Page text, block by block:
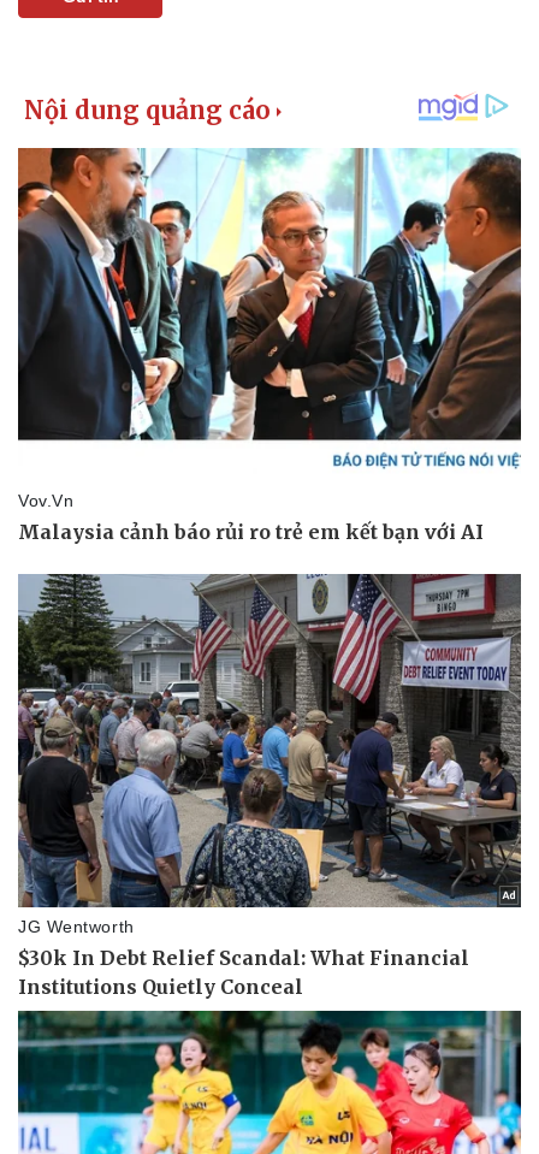
Doanh nghiệp
Thông tin doanh nghiệp
Doanh nghiệp 24h
Công nghệ
Sành điệu
Tin Công nghệ
Trải nghiệm
Chuyển đổi số